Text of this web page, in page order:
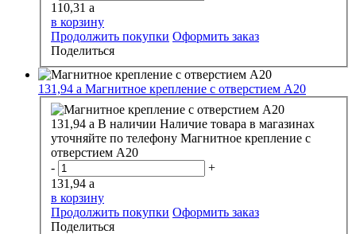
110,31 a
в корзину
Продолжить покупки Оформить заказ
Поделиться
131,94 a Магнитное крепление с отверстием А20
131,94 a В наличии Наличие товара в магазинах
уточняйте по телефону Магнитное крепление с
отверстием А20
-
+
131,94 a
в корзину
Продолжить покупки Оформить заказ
Поделиться